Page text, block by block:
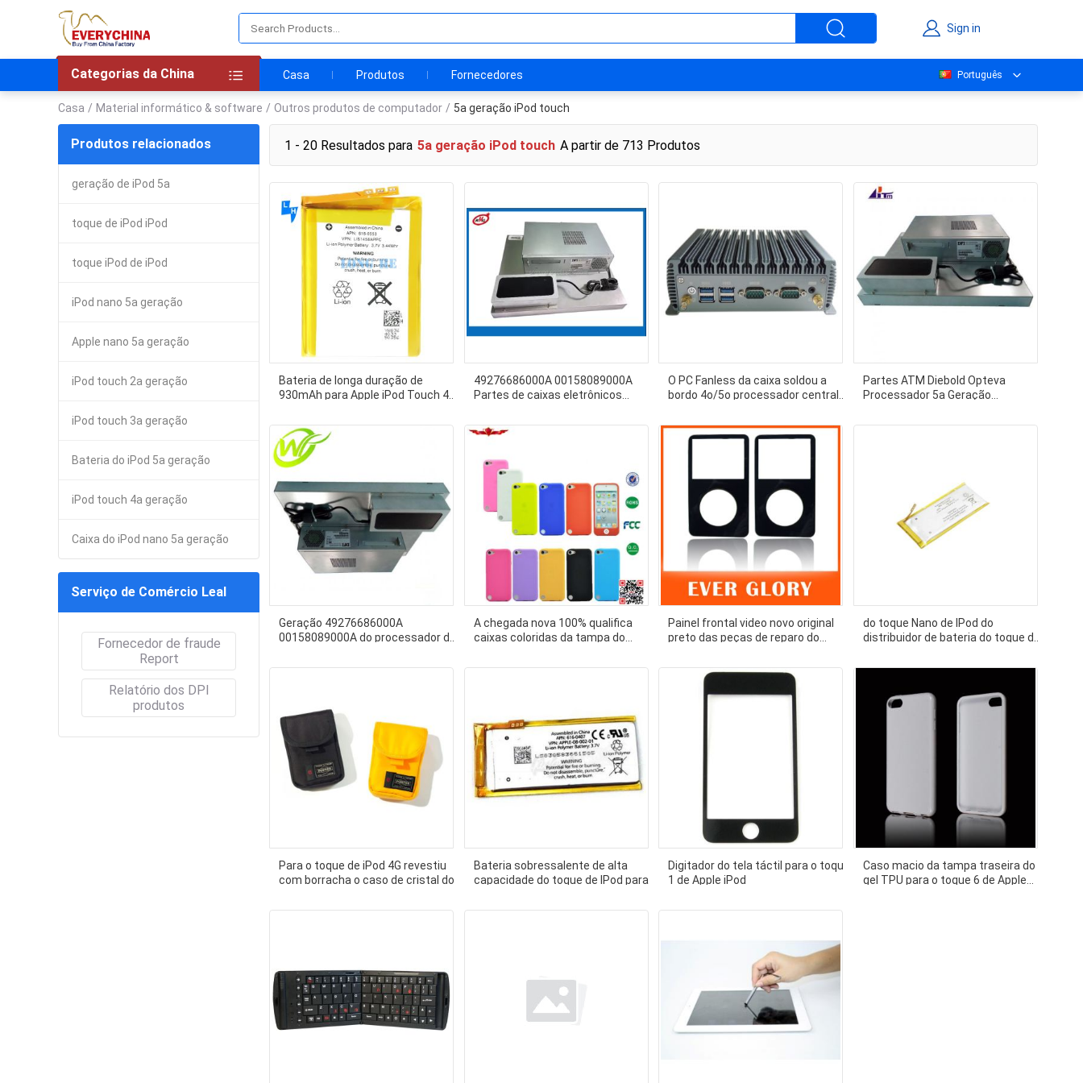
Sign in
Categorias da China Casa Produtos Fornecedores Português
Casa / Material informático & software / Outros produtos de computador / 5a geração iPod touch
Produtos relacionados
geração de iPod 5a
toque de iPod iPod
toque iPod de iPod
iPod nano 5a geração
Apple nano 5a geração
iPod touch 2a geração
iPod touch 3a geração
Bateria do iPod 5a geração
iPod touch 4a geração
Caixa do iPod nano 5a geração
Serviço de Comércio Leal
Fornecedor de fraude
Report
Relatório dos DPI
produtos
1 - 20 Resultados para 5a geração iPod touch A partir de 713 Produtos
Bateria de longa duração de
930mAh para Apple iPod Touch 4
49276686000A 00158089000A
Partes de caixas eletrônicos
geração
O PC Fanless da caixa soldou a
bordo 4o/5o processador central
I3/I5/I7
Partes ATM Diebold Opteva
Processador 5a Geração
Geração 49276686000A
00158089000A do processador de
5a
A chegada nova 100% qualifica
caixas coloridas da tampa do
5G 5o de IPod e magro
Painel frontal video novo original
preto das peças de reparo do
do toque Nano de IPod do
distribuidor de bateria do toque de
bateria da geração 4o
Para o toque de iPod 4G revestiu
com borracha o caso de cristal do
Bateria sobressalente de alta
capacidade do toque de IPod para
Digitador do tela táctil para o toque
1 de Apple iPod
Caso macio da tampa traseira do
gel TPU para o toque 6 de Apple